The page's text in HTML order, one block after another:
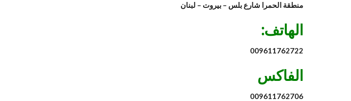
منطقة الحمرا شارع بلس – بيروت – لبنان
الهاتف:
009611762722
الفاكس
009611762706